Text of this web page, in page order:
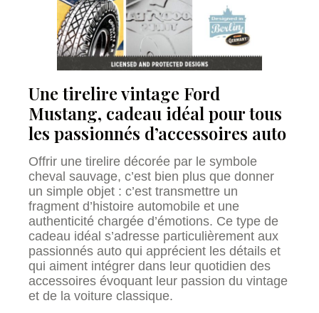
Une tirelire vintage Ford
Mustang, cadeau idéal pour tous
les passionnés d’accessoires auto
Offrir une tirelire décorée par le symbole
cheval sauvage, c’est bien plus que donner
un simple objet : c’est transmettre un
fragment d’histoire automobile et une
authenticité chargée d’émotions. Ce type de
cadeau idéal s’adresse particulièrement aux
passionnés auto qui apprécient les détails et
qui aiment intégrer dans leur quotidien des
accessoires évoquant leur passion du vintage
et de la voiture classique.